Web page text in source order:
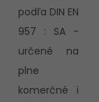
podľa DIN EN
957 : SA -
určené na
plne
komerčné i